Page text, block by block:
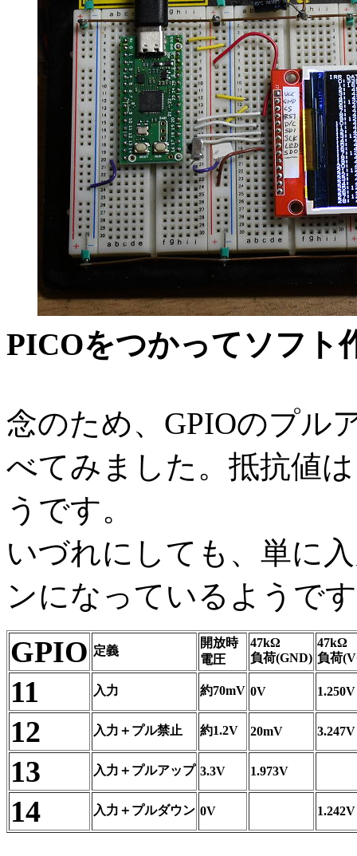
PICOをつかってソフト
念のため、GPIOのプル
べてみました。抵抗値
うです。
いづれにしても、単に
ンになっているようで
GPIO 定義
開放時
電圧
47kΩ
負荷(GND)
47kΩ
負荷
11 入力 約70mV 0V 1.250V
12 入力＋プル禁止 約1.2V 20mV 3.247V
13 入力＋プルアップ 3.3V 1.973V
14 入力＋プルダウン 0V 1.242V